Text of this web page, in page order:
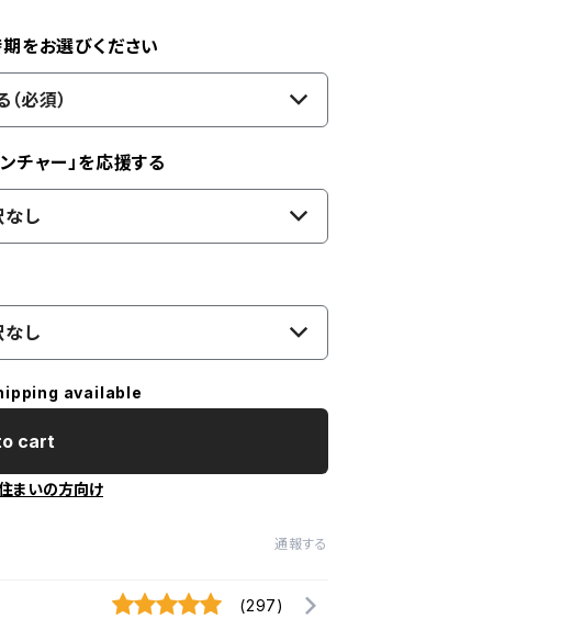
をお選びください
必須）
チャー」を応援する
し
し
available
cart
まいの方向け
通報する
(297)